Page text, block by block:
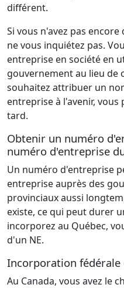
différent.
Si vous n'avez pas
ne vous inquiétez pas.
entreprise en société en
gouvernement au lieu de
souhaitez attribuer un
entreprise à l'avenir,
tard.
Obtenir un numéro
numéro d'entreprise
Un numéro d'entreprise
entreprise auprès des
provinciaux aussi
existe, ce qui peut durer
incorporez au Québec,
d'un NE.
Incorporation fédérale
Au Canada, vous avez le